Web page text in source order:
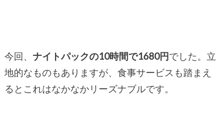
今回、 ナイトパックの10時間で1680円でした。立
地的なものもありますが、食事サービスも踏まえ
るとこれはなかなかリーズナブルです。